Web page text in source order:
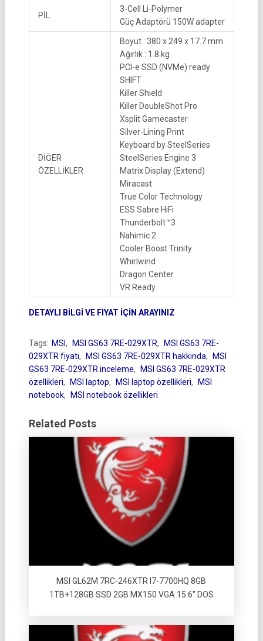
PİL
3-Cell Li-Polymer
Güç Adaptörü 150W adapter
DİĞER
ÖZELLİKLER
Boyut : 380 x 249 x 17.7 mm
Ağırlık : 1.8 kg
PCI-e SSD (NVMe) ready
SHIFT
Killer Shield
Killer DoubleShot Pro
Xsplit Gamecaster
Silver-Lining Print
Keyboard by SteelSeries
SteelSeries Engine 3
Matrix Display (Extend)
Miracast
True Color Technology
ESS Sabre HiFi
Thunderbolt™3
Nahimic 2
Cooler Boost Trinity
Whirlwind
Dragon Center
VR Ready
DETAYLI BİLGİ VE FIYAT İÇİN ARAYINIZ
Tags: MSI , MSI GS63 7RE-029XTR,
MSI GS63 7RE-
029XTR fiyatı, MSI GS63 7RE-029XTR hakkında,
MSI
GS63 7RE-029XTR inceleme,
MSI GS63 7RE-029XTR
özellikleri, MSI laptop, MSI laptop özellikleri,
MSI
notebook, MSI notebook özellikleri
Related Posts
MSI GL62M 7RC-246XTR I7-7700HQ 8GB
1TB+128GB SSD 2GB MX150 VGA 15.6″ DOS